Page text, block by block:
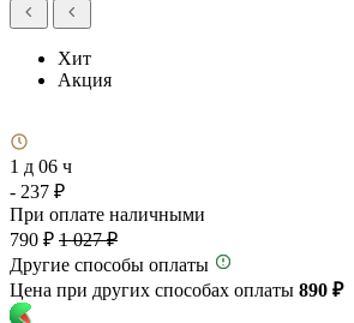
Хит
Акция
1 д 06 ч
- 237 ₽
При оплате наличными
790 ₽ 1 027 ₽
Другие способы оплаты
Цена при других способах оплаты 890 ₽